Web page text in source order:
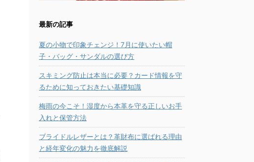
最新の記事
夏の小物で印象チェンジ！7月に使いたい帽
子・バッグ・サンダルの選び方
スキミング防止は本当に必要？カード情報を守
るために知っておきたい基礎知識
梅雨の今こそ！湿度から本革を守る正しいお手
入れと保管方法
ブライドルレザーとは？革財布に選ばれる理由
と経年変化の魅力を徹底解説